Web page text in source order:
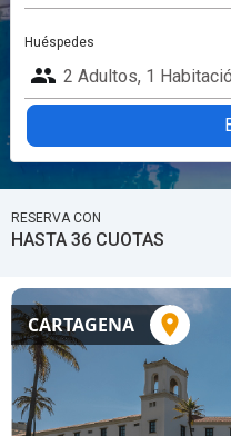
Huéspedes
people
RESERVA CON
HASTA 36 CUOTAS
CARTAGENA